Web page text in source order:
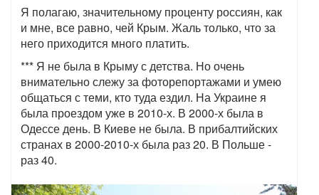
Я полагаю, значительному проценту россиян, как
и мне, все равно, чей Крым. Жаль только, что за
него приходится много платить.
*** Я не была в Крыму с детства. Но очень
внимательно слежу за фоторепортажами и умею
общаться с теми, кто туда ездил. На Украине я
была проездом уже в 2010-х. В 2000-х была в
Одессе день. В Киеве не была. В прибалтийских
странах в 2000-2010-х была раз 20. В Польше -
раз 40.